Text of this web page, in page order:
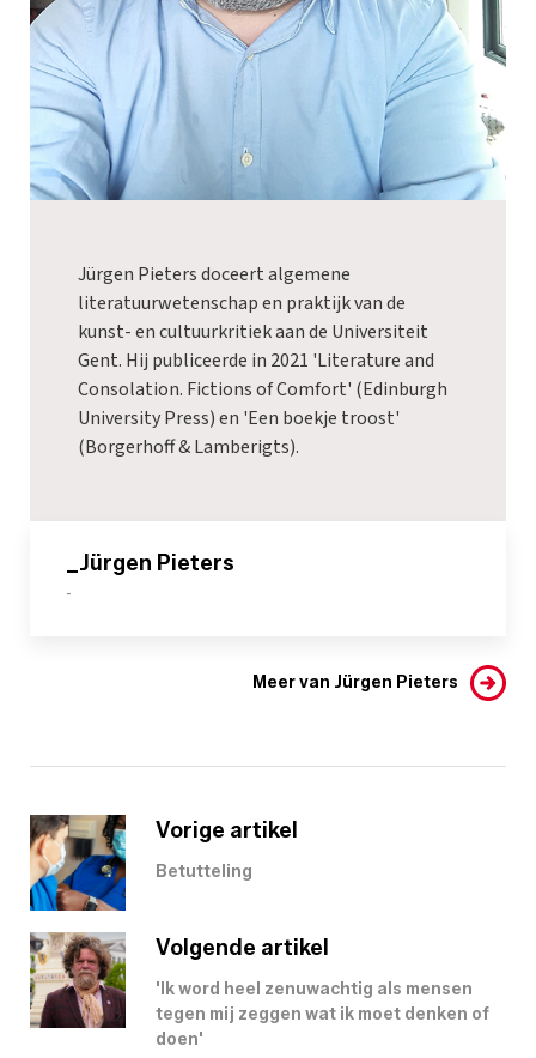
Jürgen Pieters doceert algemene
literatuurwetenschap en praktijk van de
kunst- en cultuurkritiek aan de Universiteit
Gent. Hij publiceerde in 2021 'Literature and
Consolation. Fictions of Comfort' (Edinburgh
University Press) en 'Een boekje troost'
(Borgerhoff & Lamberigts).
_Jürgen Pieters
-
Meer van Jürgen Pieters
Vorige artikel
Betutteling
Volgende artikel
'Ik word heel zenuwachtig als mensen
tegen mij zeggen wat ik moet denken of
doen'